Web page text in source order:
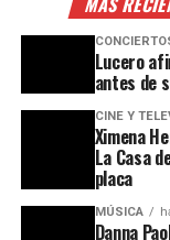
Lucero
antes de
CINE Y
Ximena
La Casa
placa
MÚSICA
Danna